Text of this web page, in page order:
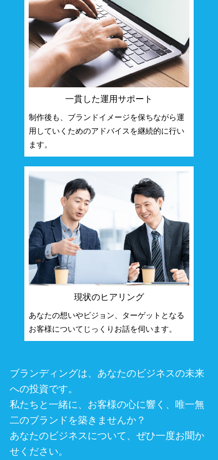
一貫した運用サポート
制作後も、ブランドイメージを保ちながら運
用していくためのアドバイスを継続的に行い
ます。
現状のヒアリング
あなたの想いやビジョン、ターゲットとなる
お客様についてじっくりお話を伺います。
ブランディングは、あなたのビジネスの未来
への投資です。
私たちと一緒に、お客様の心に響く、唯一無
二のブランドを築きませんか？
あなたのビジネスについて、ぜひ一度お聞か
せください。